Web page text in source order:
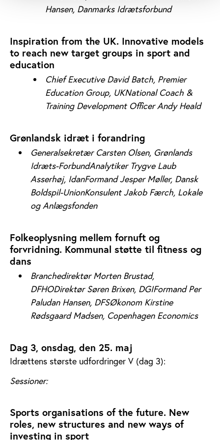
Hansen, Danmarks Idrætsforbund
Inspiration from the UK. Innovative models
to reach new target groups in sport and
education
Chief Executive David Batch, Premier
Education Group, UKNational Coach &
Training Development Officer Andy Heald
Grønlandsk idræt i forandring
Generalsekretær Carsten Olsen, Grønlands
Idræts-ForbundAnalytiker Trygve Laub
Asserhøj, IdanFormand Jesper Møller, Dansk
Boldspil-UnionKonsulent Jakob Færch, Lokale
og Anlægsfonden
Folkeoplysning mellem fornuft og
forvridning. Kommunal støtte til fitness og
dans
Branchedirektør Morten Brustad,
DFHODirektør Søren Brixen, DGIFormand Per
Paludan Hansen, DFSØkonom Kirstine
Rødsgaard Madsen, Copenhagen Economics
Dag 3, onsdag, den 25. maj
Idrættens største udfordringer V (dag 3):
Sessioner:
Sports organisations of the future. New
roles, new structures and new ways of
investing in sport